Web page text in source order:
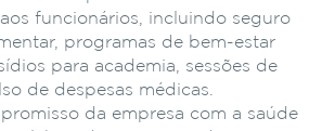
funcionários, incluindo seguro
programas de bem-estar
para academia, sessões de
de despesas médicas.
da empresa com a saúde